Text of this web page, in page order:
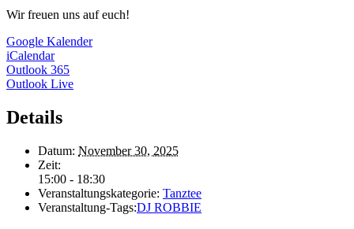
Wir freuen uns auf euch!
Google Kalender
iCalendar
Outlook 365
Outlook Live
Details
Datum: November 30, 2025
Zeit:
15:00 - 18:30
Veranstaltungskategorie: Tanztee
Veranstaltung-Tags:DJ ROBBIE